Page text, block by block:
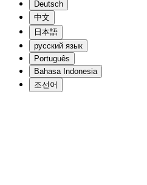
Deutsch
中文
日本語
русский язык
Português
Bahasa Indonesia
조선어